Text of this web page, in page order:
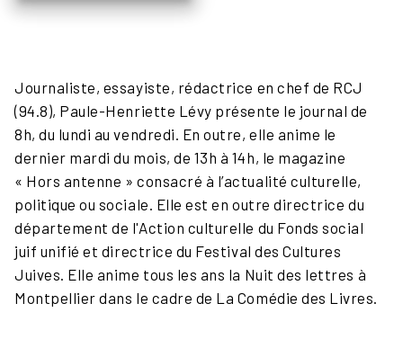
Journaliste, essayiste, rédactrice en chef de RCJ
(94.8), Paule-Henriette Lévy présente le journal de
8h, du lundi au vendredi. En outre, elle anime le
dernier mardi du mois, de 13h à 14h, le magazine
« Hors antenne » consacré à l’actualité culturelle,
politique ou sociale. Elle est en outre directrice du
département de l'Action culturelle du Fonds social
juif unifié et directrice du Festival des Cultures
Juives. Elle anime tous les ans la Nuit des lettres à
Montpellier dans le cadre de La Comédie des Livres.